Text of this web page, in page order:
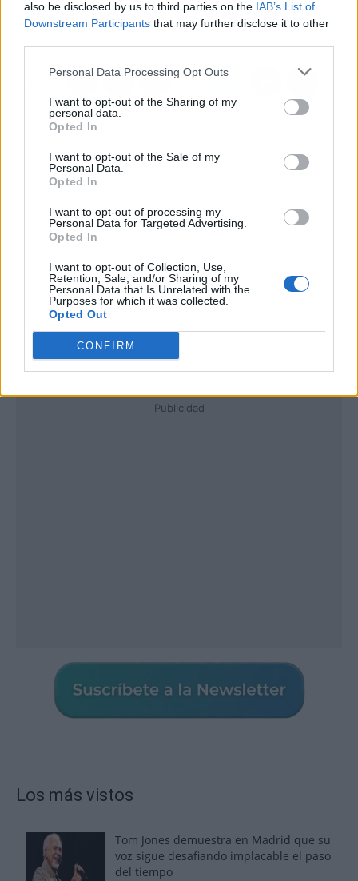
also be disclosed by us to third parties on the IAB’s List of
Downstream Participants that may further disclose it to other
Personal Data Processing Opt Outs
I want to opt-out of the Sharing of my
personal data.
Opted In
I want to opt-out of the Sale of my
Personal Data.
Opted In
I want to opt-out of processing my
Personal Data for Targeted Advertising.
Opted In
I want to opt-out of Collection, Use,
Retention, Sale, and/or Sharing of my
Personal Data that Is Unrelated with the
Purposes for which it was collected.
Opted Out
CONFIRM
Betis
último fichaje del Sevilla
FC
Publicidad
Los más vistos
Tom Jones demuestra en Madrid que su
voz sigue desafiando implacable el paso
del tiempo